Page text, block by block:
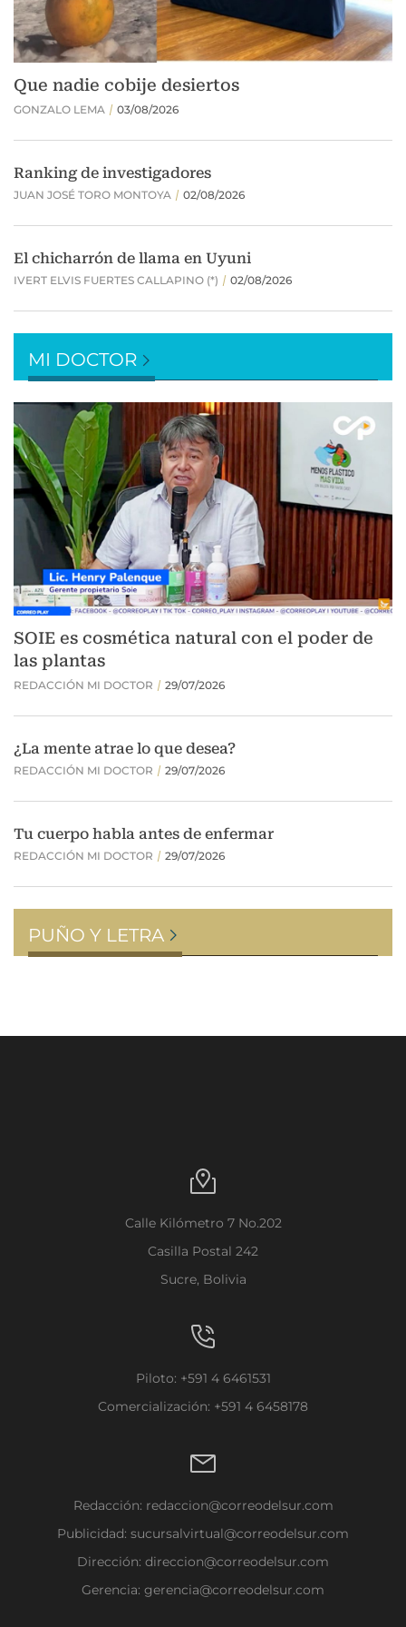
MI DOCTOR
PUÑO Y LETRA
Calle Kilómetro 7 No.202
Casilla Postal 242
Sucre, Bolivia
Piloto: +591 4 6461531
Comercialización: +591 4 6458178
Redacción: redaccion@correodelsur.com
Publicidad: sucursalvirtual@correodelsur.com
Dirección: direccion@correodelsur.com
Gerencia: gerencia@correodelsur.com